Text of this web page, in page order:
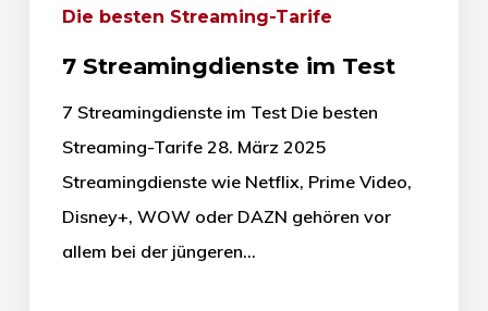
Die besten Streaming-Tarife
7 Streamingdienste im Test
7 Streamingdienste im Test Die besten
Streaming-Tarife 28. März 2025
Streamingdienste wie Netflix, Prime Video,
Disney+, WOW oder DAZN gehören vor
allem bei der jüngeren…